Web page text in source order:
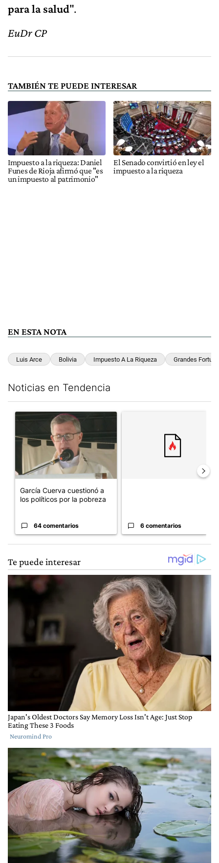
para la salud".
EuDr CP
TAMBIÉN TE PUEDE INTERESAR
Impuesto a la riqueza: Daniel
Funes de Rioja afirmó que "es
un impuesto al patrimonio"
El Senado convirtió en ley el
impuesto a la riqueza
EN ESTA NOTA
Luis Arce Bolivia Impuesto A La Riqueza Grandes
Noticias en Tendencia
Un artículo de tendencia con el título "García Cuerva
García Cuerva cuestionó a
los políticos por la pobreza
64 comentarios 6 comentarios